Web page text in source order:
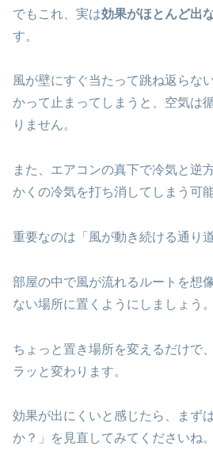
でもこれ、実は効果がほとんど出
す。
風が壁にすぐ当たって跳ね返らな
かって止まってしまうと、空気は
りません。
また、エアコンの真下で冷気と逆
かくの冷気を打ち消してしまう可
重要なのは「風が動き続ける通り
部屋の中で風が流れるルートを想
ない場所に置くようにしましょう。
ちょっと置き場所を変えるだけで
ラッと変わります。
効果が出にくいと感じたら、まず
か？」を見直してみてくださいね。